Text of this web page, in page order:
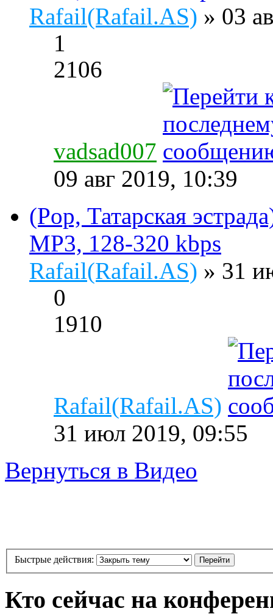
Rafail(Rafail.AS) » 03
1
2106
vadsad007
09 авг 2019, 10:39
(Pop, Татарская
MP3, 128-320 kbps
Rafail(Rafail.AS) » 31
0
1910
Rafail(Rafail.AS)
31 июл 2019, 09:55
Вернуться в Видео
Быстрые действия:
Кто сейчас на